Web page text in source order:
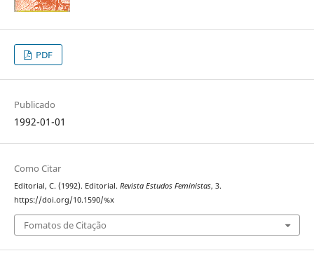
PDF
Publicado
1992-01-01
Como Citar
Editorial, C. (1992). Editorial. Revista Estudos Feministas, 3.
https://doi.org/10.1590/%x
Fomatos de Citação